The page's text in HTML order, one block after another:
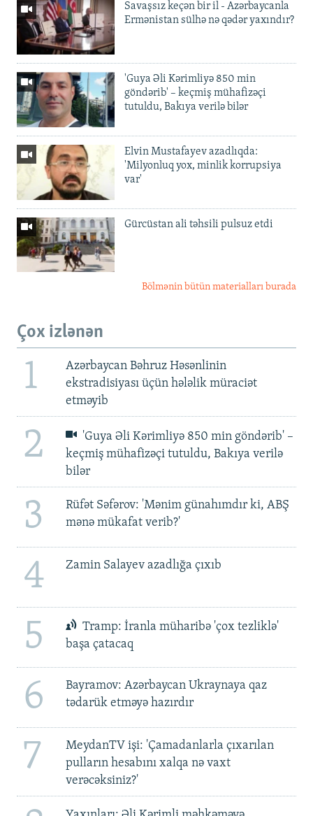
Savaşsız keçən bir il - Azərbaycanla
Ermənistan sülhə nə qədər yaxındır?
'Guya Əli Kərimliyə 850 min
göndərib' – keçmiş mühafizəçi
tutuldu, Bakıya verilə bilər
Elvin Mustafayev azadlıqda:
'Milyonluq yox, minlik korrupsiya
var'
Gürcüstan ali təhsili pulsuz etdi
Bölmənin bütün materialları burada
Çox izlənən
1
Azərbaycan Bəhruz Həsənlinin
ekstradisiyası üçün hələlik müraciət
etməyib
2
'Guya Əli Kərimliyə 850 min göndərib' –
keçmiş mühafizəçi tutuldu, Bakıya verilə
bilər
3
Rüfət Səfərov: 'Mənim günahımdır ki, ABŞ
mənə mükafat verib?'
4 Zamin Salayev azadlığa çıxıb
5
Tramp: İranla müharibə 'çox tezliklə'
başa çatacaq
6
Bayramov: Azərbaycan Ukraynaya qaz
tədarük etməyə hazırdır
7
MeydanTV işi: 'Çamadanlarla çıxarılan
pulların hesabını xalqa nə vaxt
verəcəksiniz?'